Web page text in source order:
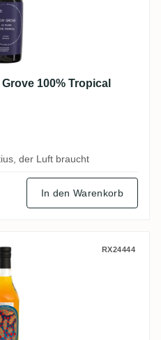
100% Tropical
der Luft braucht
In den Warenkorb
HERRLINE No.
RX24444